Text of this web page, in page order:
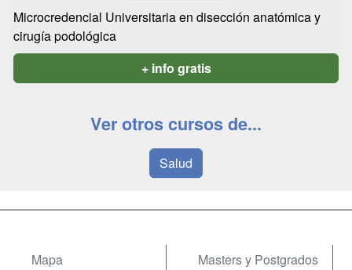
Microcredencial Universitaria en disección anatómica y
cirugía podológica
+ info gratis
Ver otros cursos de...
Salud
Mapa
Masters y Postgrados